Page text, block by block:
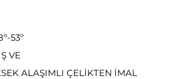
53º
VE
ALAŞIMLI ÇELİKTEN İMAL